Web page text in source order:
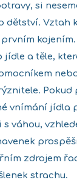
si
dětství. Vztah
prvním
jídle a těle,
Pokud
vnímání jídla
s váhou,
zdrojem
strachu.